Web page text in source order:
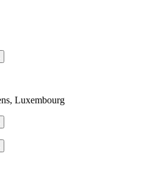
Luxembourg